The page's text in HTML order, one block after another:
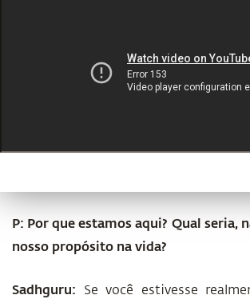
P: Por que estamos aqui? Qual seria,
nosso propósito na vida?
Sadhguru: Se você estivesse